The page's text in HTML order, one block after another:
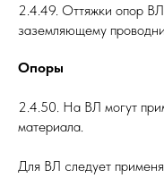
2.4.49. Оттяжки опор
заземляющему
Опоры
2.4.50. На ВЛ могут
материала.
Для ВЛ следует